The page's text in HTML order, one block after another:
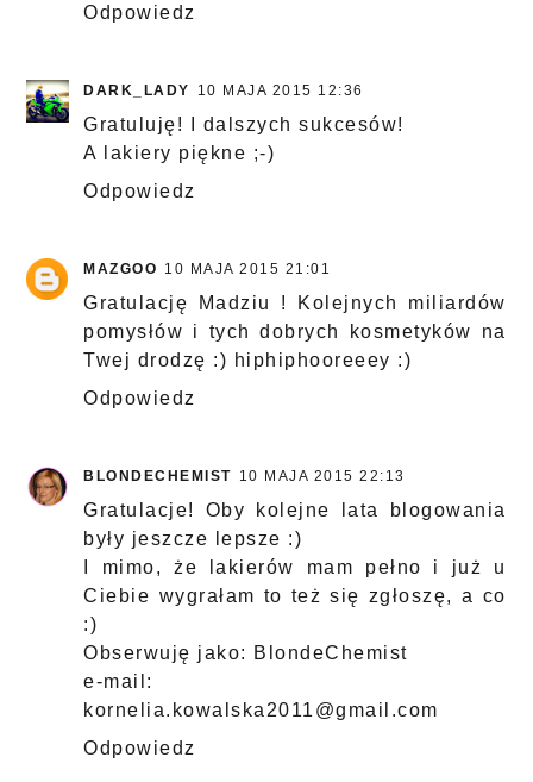
Odpowiedz
DARK_LADY 10 MAJA 2015 12:36
Gratuluję! I dalszych sukcesów!
A lakiery piękne ;-)
Odpowiedz
MAZGOO 10 MAJA 2015 21:01
Gratulację Madziu ! Kolejnych miliardów
pomysłów i tych dobrych kosmetyków na
Twej drodzę :) hiphiphooreeey :)
Odpowiedz
BLONDECHEMIST 10 MAJA 2015 22:13
Gratulacje! Oby kolejne lata blogowania
były jeszcze lepsze :)
I mimo, że lakierów mam pełno i już u
Ciebie wygrałam to też się zgłoszę, a co
:)
Obserwuję jako: BlondeChemist
e-mail:
kornelia.kowalska2011@gmail.com
Odpowiedz